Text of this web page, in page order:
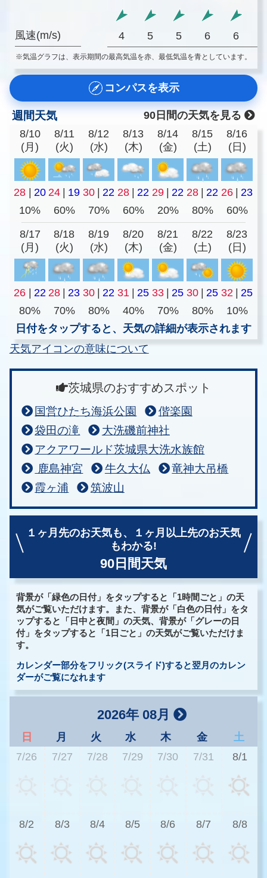
風速(m/s) 4 5 5 6 6
※気温グラフは、表示期間の最高気温を赤、最低気温を青としています。
コンパスを表示
週間天気
90日間の天気を見る
8/10
(月)
8/11
(火)
8/12
(水)
8/13
(木)
8/14
(金)
8/15
(土)
8/16
(日)
28 | 20 24 | 19 30 | 22 28 | 22 29 | 22 28 | 22 26 | 23
10%
60% 70% 60% 20% 80% 60%
8/17
(月)
8/18
(火)
8/19
(水)
8/20
(木)
8/21
(金)
8/22
(土)
8/23
(日)
26 22 28 23 30 22 31 25 33 25 30 25 32
25
80%
70% 80% 40% 70% 80%
10%
日付をタップすると、天気の詳細が表示されます
天気アイコンの意味について
茨城県のおすすめスポット
国営ひたち海浜公園
偕楽園
袋田の滝
大洗磯前神社
アクアワールド茨城県大洗水族館
鹿島神宮
牛久大仏
竜神大吊橋
霞ヶ浦
筑波山
１ヶ月先のお天気も、
１ヶ月以上先のお天気
もわかる!
90日間天気
背景が「緑色の日付」をタップすると「1時間ごと」の天
気がご覧いただけます。また、背景が「白色の日付」をタ
ップすると「日中と夜間」の天気、背景が「グレーの日
付」をタップすると「1日ごと」の天気がご覧いただけま
す。
カレンダー部分をフリック(スライド)すると翌月のカレン
ダーがご覧になれます
2026年 08月
日 月 火 水 木 金
土
7/26
7/27 7/28 7/29 7/30 7/31 8/1
8/2 8/3 8/4 8/5 8/6 8/7 8/8